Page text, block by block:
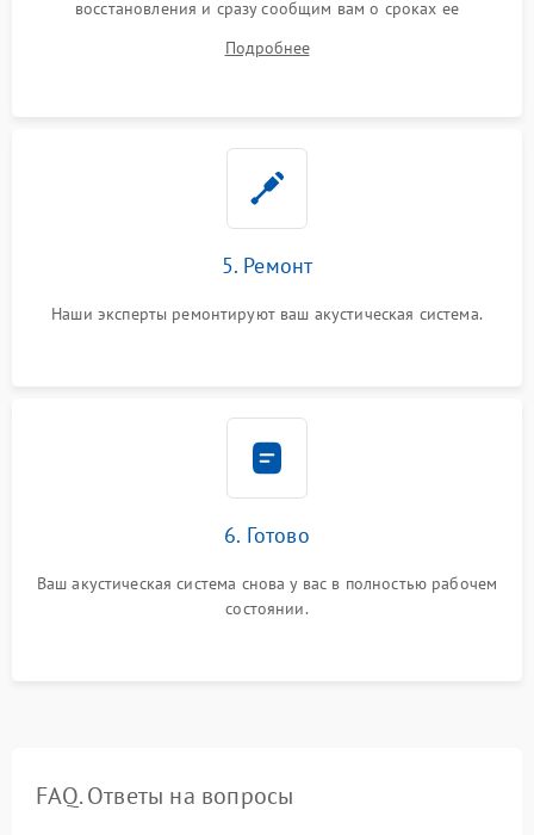
восстановления и сразу сообщим вам о сроках ее
Подробнее
5. Ремонт
Наши эксперты ремонтируют ваш акустическая система.
6. Готово
Ваш акустическая система снова у вас в полностью рабочем
состоянии.
FAQ. Ответы на вопросы